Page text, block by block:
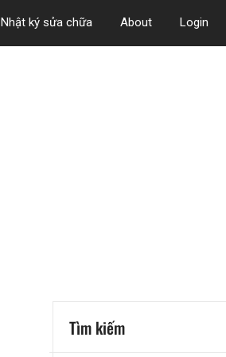
Nhật ký sửa chữa About Login
Tìm kiếm